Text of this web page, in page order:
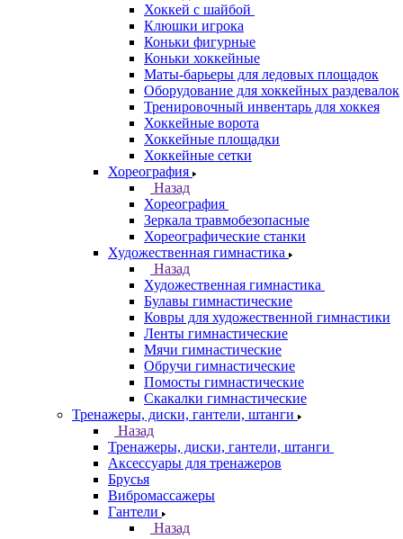
Хоккей с шайбой
Клюшки игрока
Коньки фигурные
Коньки хоккейные
Маты-барьеры для ледовых площадок
Оборудование для хоккейных раздевалок
Тренировочный инвентарь для хоккея
Хоккейные ворота
Хоккейные площадки
Хоккейные сетки
Хореография
Назад
Хореография
Зеркала травмобезопасные
Хореографические станки
Художественная гимнастика
Назад
Художественная гимнастика
Булавы гимнастические
Ковры для художественной гимнастики
Ленты гимнастические
Мячи гимнастические
Обручи гимнастические
Помосты гимнастические
Скакалки гимнастические
Тренажеры, диски, гантели, штанги
Назад
Тренажеры, диски, гантели, штанги
Аксессуары для тренажеров
Брусья
Вибромассажеры
Гантели
Назад